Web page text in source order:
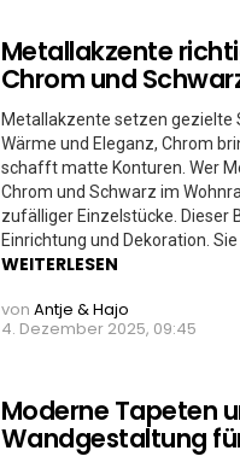
Metallakzente
Chrom und
Metallakzente setzen gezielte
Wärme und Eleganz, Chrom
schafft matte Konturen. Wer
Chrom und Schwarz im
zufälliger Einzelstücke. Dieser
Einrichtung und Dekoration.
WEITERLESEN
von Antje & Hajo
4. Dezember 2025, 09:45
Moderne Tapeten
Wandgestaltung